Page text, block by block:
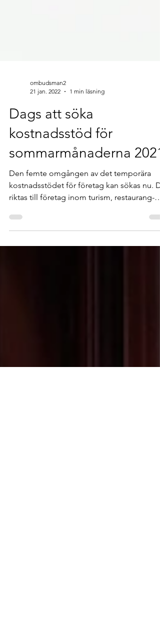
ombudsman2
21 jan. 2022
1 min läsning
Dags att söka
kostnadsstöd för
sommarmånaderna 2021
Den femte omgången av det temporära
kostnadsstödet för företag kan sökas nu.
riktas till företag inom turism, restaurang-